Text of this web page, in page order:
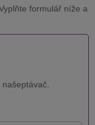
formulář níže a